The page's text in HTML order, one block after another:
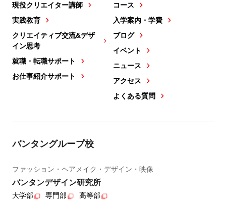
現役クリエイター講師
実践教育
クリエイティブ交流&デザ
イン思考
就職・転職サポート
お仕事紹介サポート
コース
入学案内・学費
ブログ
イベント
ニュース
アクセス
よくある質問
バンタングループ校
ファッション・ヘアメイク・デザイン・映像
バンタンデザイン研究所
大学部 専門部 高等部